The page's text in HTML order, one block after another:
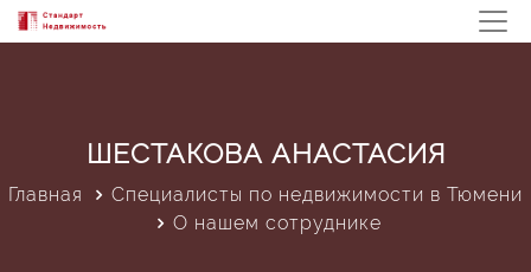
ШЕСТАКОВА АНАСТАСИЯ
Главная
Специалисты по недвижимости в Тюмени
О нашем сотруднике